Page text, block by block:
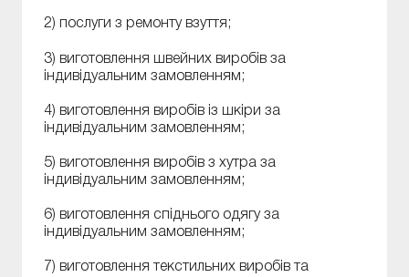
2) послуги з ремонту взуття;
3) виготовлення швейних виробів за
індивідуальним замовленням;
4) виготовлення виробів із шкіри за
індивідуальним замовленням;
5) виготовлення виробів з хутра за
індивідуальним замовленням;
6) виготовлення спіднього одягу за
індивідуальним замовленням;
7) виготовлення текстильних виробів та